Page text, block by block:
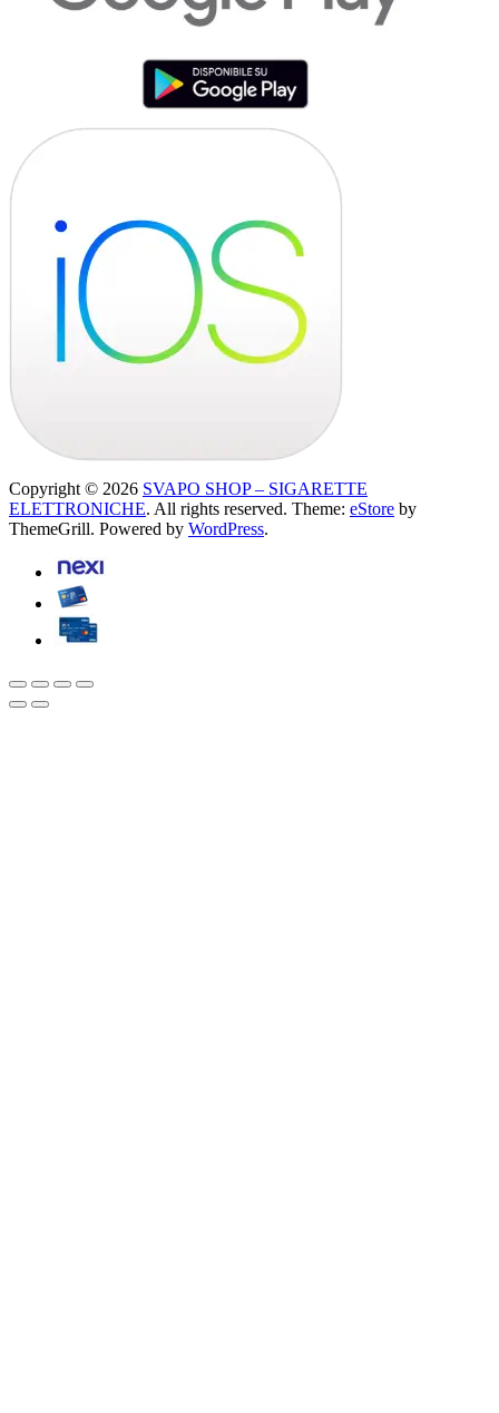
Copyright © 2026 SVAPO SHOP – SIGARETTE
ELETTRONICHE. All rights reserved. Theme: eStore by
ThemeGrill. Powered by WordPress.